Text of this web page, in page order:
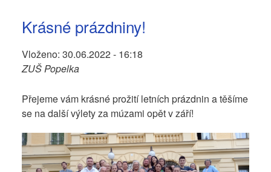
Krásné prázdniny!
Vloženo: 30.06.2022 - 16:18
ZUŠ Popelka
Přejeme vám krásné prožití letních prázdnin a těšíme
se na další výlety za múzami opět v září!